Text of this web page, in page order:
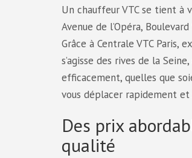
Un chauffeur VTC se tient à
Avenue de l’Opéra,
Grâce à Centrale VTC Paris,
s’agisse des rives de la
efficacement, quelles que
vous déplacer rapidement et
Des prix
qualité